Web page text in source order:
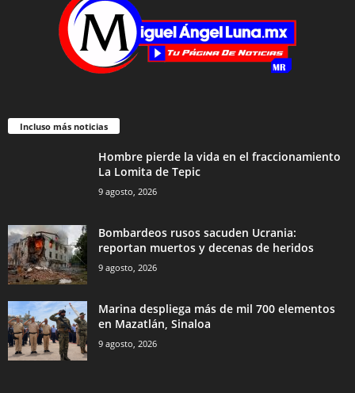
Incluso más noticias
Hombre pierde la vida en el fraccionamiento
La Lomita de Tepic
9 agosto, 2026
Bombardeos rusos sacuden Ucrania:
reportan muertos y decenas de heridos
9 agosto, 2026
Marina despliega más de mil 700 elementos
en Mazatlán, Sinaloa
9 agosto, 2026